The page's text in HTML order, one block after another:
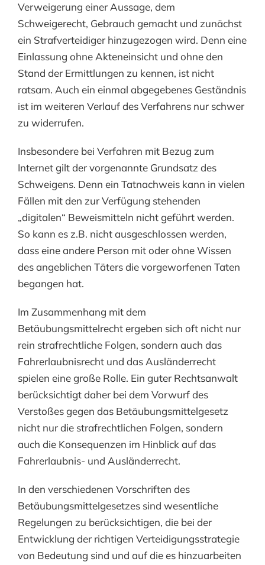
Verweigerung einer Aussage, dem
Schweigerecht, Gebrauch gemacht und zunächst
ein Strafverteidiger hinzugezogen wird. Denn eine
Einlassung ohne Akteneinsicht und ohne den
Stand der Ermittlungen zu kennen, ist nicht
ratsam. Auch ein einmal abgegebenes Geständnis
ist im weiteren Verlauf des Verfahrens nur schwer
zu widerrufen.
Insbesondere bei Verfahren mit Bezug zum
Internet gilt der vorgenannte Grundsatz des
Schweigens. Denn ein Tatnachweis kann in vielen
Fällen mit den zur Verfügung stehenden
„digitalen“ Beweismitteln nicht geführt werden.
So kann es z.B. nicht ausgeschlossen werden,
dass eine andere Person mit oder ohne Wissen
des angeblichen Täters die vorgeworfenen Taten
begangen hat.
Im Zusammenhang mit dem
Betäubungsmittelrecht ergeben sich oft nicht nur
rein strafrechtliche Folgen, sondern auch das
Fahrerlaubnisrecht und das Ausländerrecht
spielen eine große Rolle. Ein guter Rechtsanwalt
berücksichtigt daher bei dem Vorwurf des
Verstoßes gegen das Betäubungsmittelgesetz
nicht nur die strafrechtlichen Folgen, sondern
auch die Konsequenzen im Hinblick auf das
Fahrerlaubnis- und Ausländerrecht.
In den verschiedenen Vorschriften des
Betäubungsmittelgesetzes sind wesentliche
Regelungen zu berücksichtigen, die bei der
Entwicklung der richtigen Verteidigungsstrategie
von Bedeutung sind und auf die es hinzuarbeiten